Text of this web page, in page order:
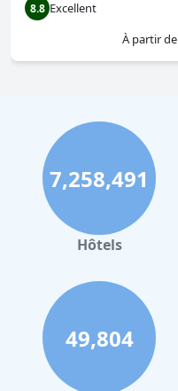
8.8 Excellent
À partir de
7,258,491
Hôtels
49,804